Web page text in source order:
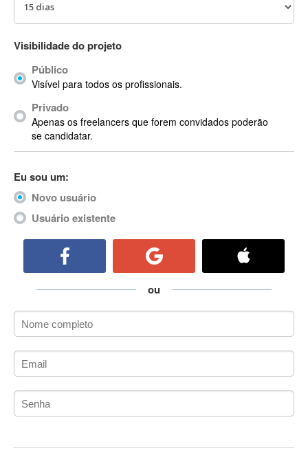
Acrobat
Acrobat X
Acronis
Actian
ActionScript
ActionScript 3
Active Directory
ActiveX
ActiveX Data Objects (ADO)
Ada
Adianti Framework
Administração
Administração Acadêmica
Administração de Artistas e Repertórios
Administração de Banco de Dados
Administração PostgreSQL
ADO.NET
ADO.NET Entity Framework
Visibilidade do projeto
Público
Visível para todos os profissionais.
Privado
Apenas os freelancers que forem convidados poderão
se candidatar.
Eu sou um:
Novo usuário
Usuário existente
ou